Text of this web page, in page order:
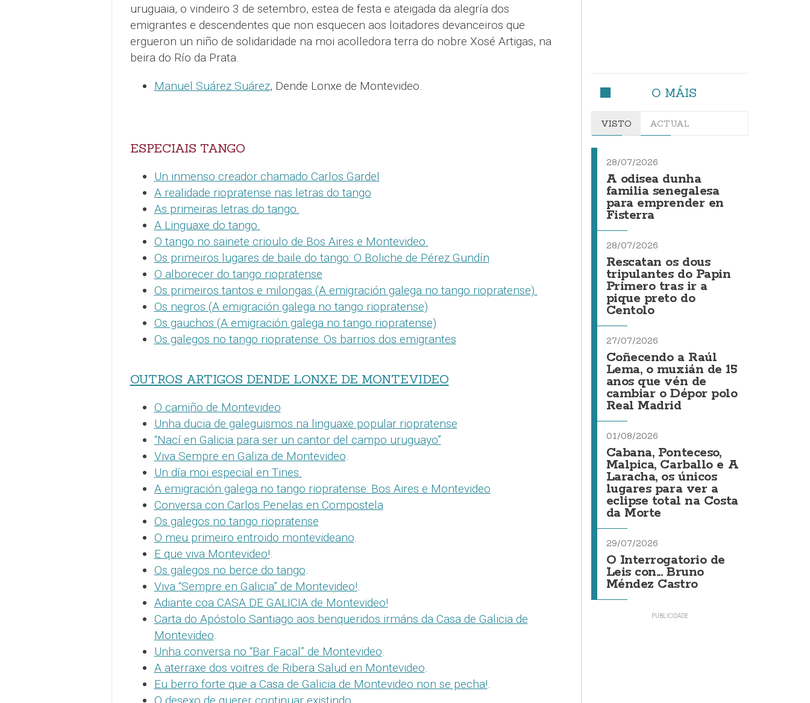
uruguaia, o vindeiro 3 de setembro, estea de festa e ateigada da alegría dos
emigrantes e descendentes que non esquecen aos loitadores devanceiros que
ergueron un niño de solidaridade na moi acolledora terra do nobre Xosé Artigas, na
beira do Río da Prata.
Manuel Suárez Suárez, Dende Lonxe de Montevideo.
ESPECIAIS TANGO
Un inmenso creador chamado Carlos Gardel
A realidade riopratense nas letras do tango
As primeiras letras do tango.
A Linguaxe do tango.
O tango no sainete crioulo de Bos Aires e Montevideo.
Os primeiros lugares de baile do tango: O Boliche de Pérez Gundín
O alborecer do tango riopratense
Os primeiros tantos e milongas (A emigración galega no tango riopratense).
Os negros (A emigración galega no tango riopratense)
Os gauchos (A emigración galega no tango riopratense)
Os galegos no tango riopratense: Os barrios dos emigrantes
OUTROS ARTIGOS DENDE LONXE DE MONTEVIDEO
O camiño de Montevideo
Unha ducia de galeguismos na linguaxe popular riopratense
“Nací en Galicia para ser un cantor del campo uruguayo”
Viva Sempre en Galiza de Montevideo.
Un día moi especial en Tines.
A emigración galega no tango riopratense: Bos Aires e Montevideo
Conversa con Carlos Penelas en Compostela
Os galegos no tango riopratense
O meu primeiro entroido montevideano.
E que viva Montevideo!.
Os galegos no berce do tango.
Viva “Sempre en Galicia” de Montevideo!.
Adiante coa CASA DE GALICIA de Montevideo!
Carta do Apóstolo Santiago aos benqueridos irmáns da Casa de Galicia de
Montevideo.
Unha conversa no “Bar Facal” de Montevideo.
A aterraxe dos voitres de Ribera Salud en Montevideo.
Eu berro forte que a Casa de Galicia de Montevideo non se pecha!.
O MÁIS
VISTO ACTUAL
28/07/2026
A odisea dunha
familia senegalesa
para emprender en
Fisterra
28/07/2026
Rescatan os dous
tripulantes do Papin
Primero tras ir a
pique preto do
Centolo
27/07/2026
Coñecendo a Raúl
Lema, o muxián de 15
anos que vén de
cambiar o Dépor polo
Real Madrid
01/08/2026
Cabana, Ponteceso,
Malpica, Carballo e A
Laracha, os únicos
lugares para ver a
eclipse total na Costa
da Morte
29/07/2026
O Interrogatorio de
Leis con... Bruno
Méndez Castro